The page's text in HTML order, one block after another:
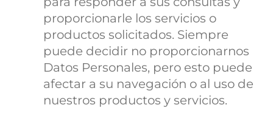
proporcionarle los servicios o
productos solicitados. Siempre
puede decidir no proporcionarnos
Datos Personales, pero esto puede
afectar a su navegación o al uso de
nuestros productos y servicios.